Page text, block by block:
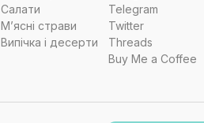
Салати
Мʼясні страви
Випічка і десерти
Telegram
Twitter
Threads
Buy Me a Coffee